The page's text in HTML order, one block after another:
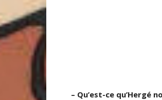
– Qu’est-ce qu’Hergé